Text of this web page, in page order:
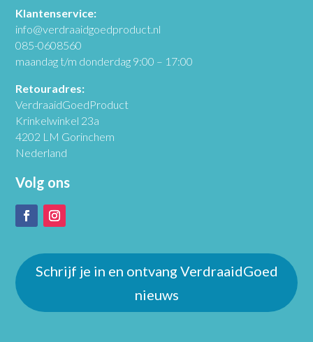
Klantenservice:
info@verdraaidgoedproduct.nl
085-0608560
maandag t/m donderdag 9:00 – 17:00
Retouradres:
VerdraaidGoedProduct
Krinkelwinkel 23a
4202 LM Gorinchem
Nederland
Volg ons
Schrijf je in en ontvang VerdraaidGoed
nieuws